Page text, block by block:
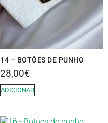
14 – BOTÕES DE PUNHO
28,00€
ADICIONAR